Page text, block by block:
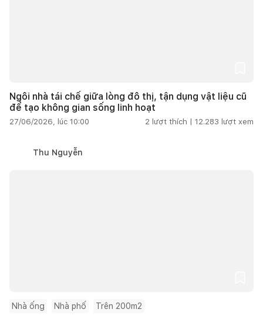
Ngôi nhà tái chế giữa lòng đô thị, tận dụng vật liệu cũ
để tạo không gian sống linh hoạt
27/06/2026, lúc 10:00 2 lượt thích | 12.283 lượt xem
Thu Nguyễn
Nhà ống Nhà phố Trên 200m2